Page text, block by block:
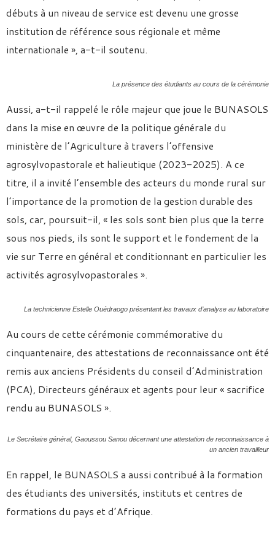
débuts à un niveau de service est devenu une grosse
institution de référence sous régionale et même
internationale », a-t-il soutenu.
La présence des étudiants au cours de la cérémonie
Aussi, a-t-il rappelé le rôle majeur que joue le BUNASOLS
dans la mise en œuvre de la politique générale du
ministère de l’Agriculture à travers l’offensive
agrosylvopastorale et halieutique (2023-2025). A ce
titre, il a invité l’ensemble des acteurs du monde rural sur
l’importance de la promotion de la gestion durable des
sols, car, poursuit-il, « les sols sont bien plus que la terre
sous nos pieds, ils sont le support et le fondement de la
vie sur Terre en général et conditionnant en particulier les
activités agrosylvopastorales ».
La technicienne Estelle Ouédraogo présentant les travaux d’analyse au laboratoire
Au cours de cette cérémonie commémorative du
cinquantenaire, des attestations de reconnaissance ont été
remis aux anciens Présidents du conseil d’Administration
(PCA), Directeurs généraux et agents pour leur « sacrifice
rendu au BUNASOLS ».
Le Secrétaire général, Gaoussou Sanou décernant une attestation de reconnaissance à
un ancien travailleur
En rappel, le BUNASOLS a aussi contribué à la formation
des étudiants des universités, instituts et centres de
formations du pays et d’Afrique.